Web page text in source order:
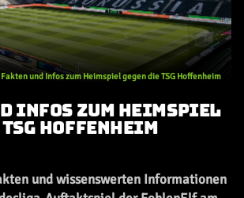
Fakten und Infos zum Heimspiel gegen die TSG Hoffenheim
INFOS ZUM HEIMSPIEL
HOFFENHEIM
und wissenswerten Informationen